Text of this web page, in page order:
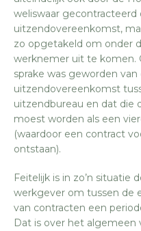
weliswaar gecontracteerd
uitzendovereenkomst,
zo opgetakeld om onder
werknemer uit te komen.
sprake was geworden van
uitzendovereenkomst
uitzendbureau en dat die
moest worden als een
(waardoor een contract
ontstaan).
Feitelijk is in zo’n situatie
werkgever om tussen de
van contracten een
Dat is over het algemeen